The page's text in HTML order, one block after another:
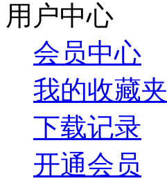
用户中心
会员中心
我的收藏夹
下载记录
开通会员